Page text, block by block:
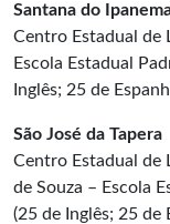
Santana do
Centro Estadual de
Escola Estadual
Inglês; 25 de
São José da Tapera
Centro Estadual de
de Souza – Escola
(25 de Inglês; 25 de